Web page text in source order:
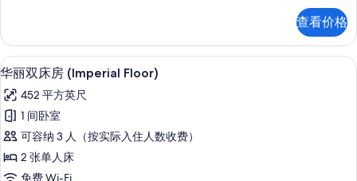
所
有
照
片
(Main
Building
King)
多
信
息
查看价格
显
示
华
丽
双
床
华丽双床房 (Imperial Floor) | 1 多间
8
华丽双床房 (Imperial Floor)
452 平方英尺
1 间卧室
可容纳 3 人（按实际入住人数收费）
2 张单人床
免费 Wi-Fi